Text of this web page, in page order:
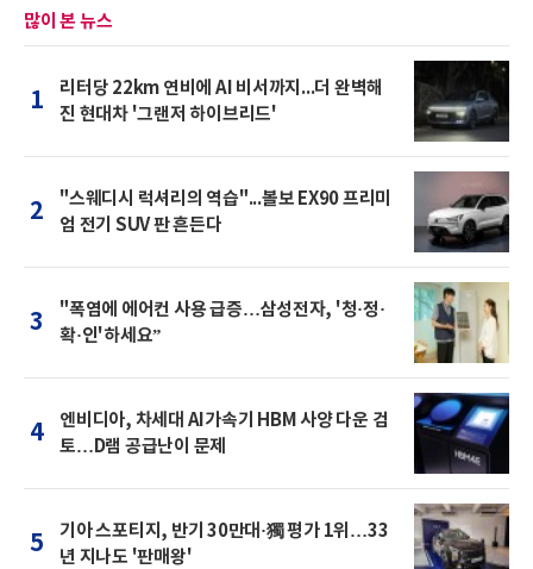
많이 본 뉴스
1
리터당 22km 연비에 AI 비서까지...더 완벽해
진 현대차 '그랜저 하이브리드'
2
"스웨디시 럭셔리의 역습"...볼보 EX90 프리미
엄 전기 SUV 판 흔든다
3
"폭염에 에어컨 사용 급증…삼성전자, '청·정·
확·인'하세요”
4
엔비디아, 차세대 AI가속기 HBM 사양 다운 검
토…D램 공급난이 문제
5
기아 스포티지, 반기 30만대·獨 평가 1위…33
년 지나도 '판매왕'